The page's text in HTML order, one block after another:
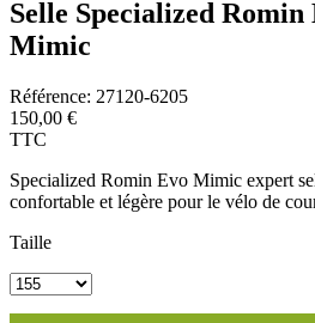
Selle Specialized
Mimic
Référence: 27120-6205
150,00 €
TTC
Specialized Romin Evo Mimic expert
confortable et légère pour le vélo de
Taille